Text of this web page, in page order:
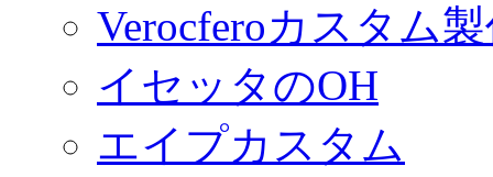
Verocferoカスタム
イセッタのOH
エイプカスタム